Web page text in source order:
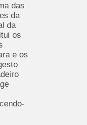
das
da
da
os
e os